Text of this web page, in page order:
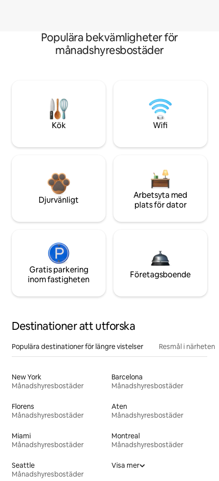
Populära bekvämligheter för
månadshyresbostäder
Kök Wifi
Djurvänligt
Arbetsyta med
plats för dator
Gratis parkering
inom fastigheten
Företagsboende
Destinationer att utforska
Populära destinationer för längre vistelser Resmål i närheten
New York
Månadshyresbostäder
Barcelona
Månadshyresbostäder
Florens
Månadshyresbostäder
Aten
Månadshyresbostäder
Miami
Månadshyresbostäder
Montreal
Månadshyresbostäder
Seattle
Månadshyresbostäder
Visa mer